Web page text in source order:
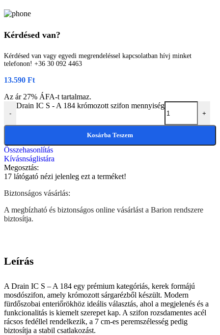
Kérdésed van?
Kérdésed van vagy egyedi megrendeléssel kapcsolatban hívj minket
telefonon! +36 30 092 4463
13.590 Ft
Az ár 27% ÁFA-t tartalmaz.
-
Drain IC S - A 184 krómozott szifon mennyiség
+
Kosárba Teszem
Összehasonlítás
Kívásnságlistára
Megosztás:
17 látógató nézi jelenleg ezt a terméket!
Biztonságos vásárlás:
A megbízható és biztonságos online vásárlást a Barion rendszere
biztosítja.
Leírás
A Drain IC S – A 184 egy prémium kategóriás, kerek formájú
mosdószifon, amely krómozott sárgarézből készült. Modern
fürdőszobai enteriőrökhöz ideális választás, ahol a megjelenés és a
funkcionalitás is kiemelt szerepet kap. A szifon rozsdamentes acél
rácsos fedéllel rendelkezik, a 7 cm-es peremszélesség pedig
biztosítja a stabil csatlakozást.